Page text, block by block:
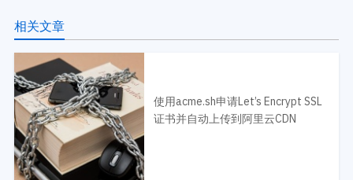
相关文章
使用acme.sh申请Let’s Encrypt SSL
证书并自动上传到阿里云CDN